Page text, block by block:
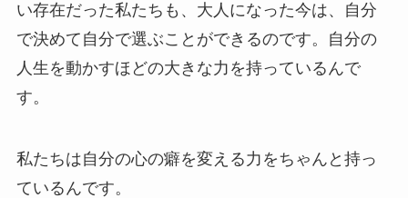
い存在だった私たちも、大人になった今は、自分
で決めて自分で選ぶことができるのです。自分の
人生を動かすほどの大きな力を持っているんで
す。
私たちは自分の心の癖を変える力をちゃんと持っ
ているんです。